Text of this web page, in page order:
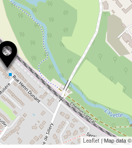
Leaflet| Map data ©